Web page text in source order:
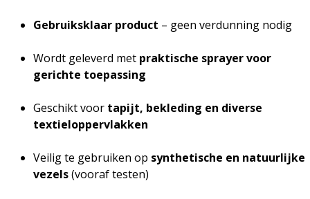
Gebruiksklaar product – geen verdunning nodig
Wordt geleverd met praktische sprayer voor
gerichte toepassing
Geschikt voor tapijt, bekleding en diverse
textieloppervlakken
Veilig te gebruiken op synthetische en natuurlijke
vezels(vooraf testen)